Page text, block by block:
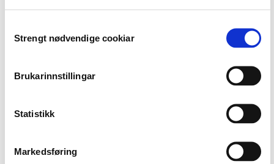
Selection
Strengt nødvendige cookiar
Brukarinnstillingar
Statistikk
Markedsføring
ser sammenhengen mellom produksjon og logistikk
Ferdigheter
Kan analysere produksjon og logistikkproblematikk.
Kan løse praktiske problemstillinger.
Generell kompetanse